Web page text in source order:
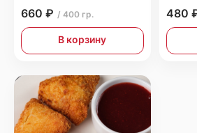
660 ₽ / 400 гр.
В корзину
480